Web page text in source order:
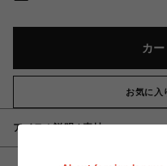
カ
お気に入
アイテム説明 / 素材